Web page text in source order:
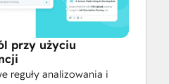
przy użyciu
reguły analizowania i